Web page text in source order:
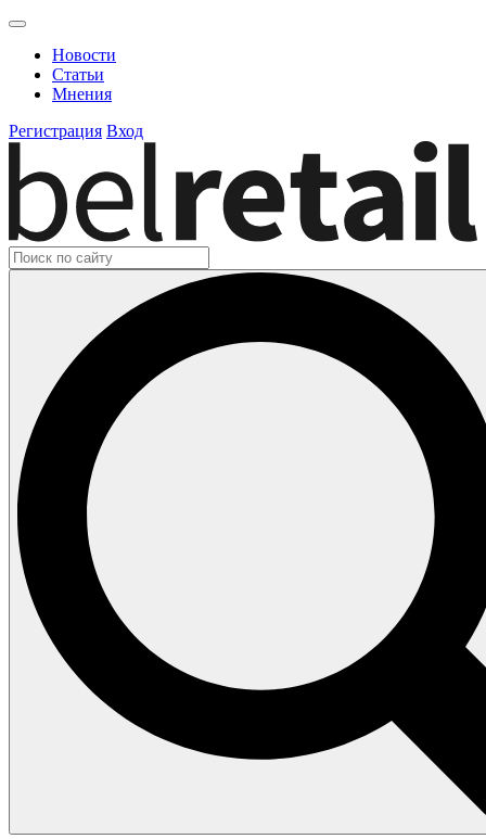
Новости
Статьи
Мнения
Регистрация Вход